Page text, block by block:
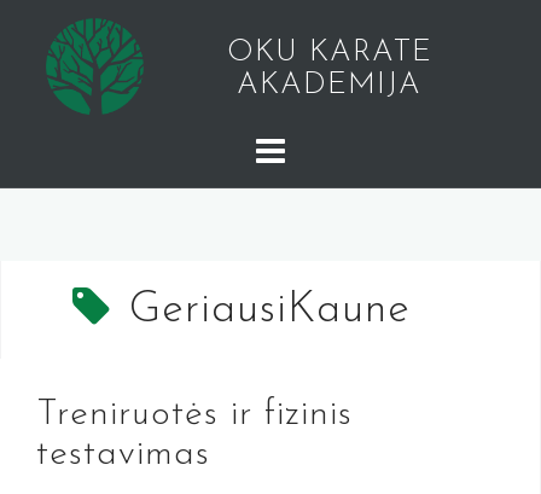
content
OKU KARATE
AKADEMIJA
GeriausiKaune
Treniruotės ir fizinis
testavimas